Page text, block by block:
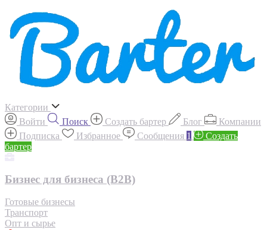
Категории
Войти
Поиск Создать бартер Блог
Компании
Подписка
Избранное Сообщения 1
Создать
бартер
Бизнес для бизнеса (B2B)
Готовые бизнесы
Транспорт
Опт и сырье